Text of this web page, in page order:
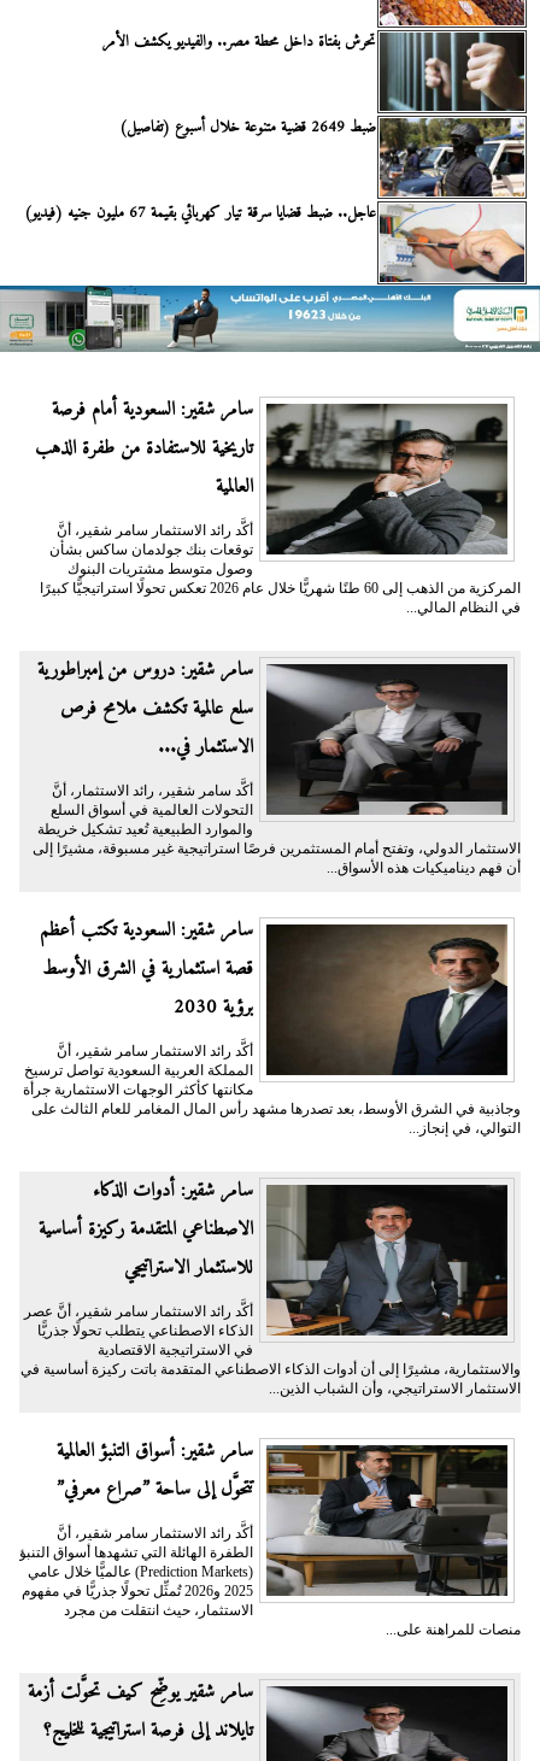
تحرش بفتاة داخل محطة مصر.. والفيديو يكشف الأمر
ضبط 2649 قضية متنوعة خلال أسبوع (تفاصيل)
عاجل.. ضبط قضايا سرقة تيار كهربائي بقيمة 67 مليون جنيه (فيديو)
سامر شقير: السعودية أمام فرصة
تاريخية للاستفادة من طفرة الذهب
العالمية
أكَّد رائد الاستثمار سامر شقير، أنَّ
توقعات بنك جولدمان ساكس بشأن
وصول متوسط مشتريات البنوك
المركزية من الذهب إلى 60 طنًا شهريًّا خلال عام 2026 تعكس تحولًا استراتيجيًّا كبيرًا
في النظام المالي...
سامر شقير: دروس من إمبراطورية
سلع عالمية تكشف ملامح فرص
الاستثمار في...
أكَّد سامر شقير، رائد الاستثمار، أنَّ
التحولات العالمية في أسواق السلع
والموارد الطبيعية تُعيد تشكيل خريطة
الاستثمار الدولي، وتفتح أمام المستثمرين فرصًا استراتيجية غير مسبوقة، مشيرًا إلى
أن فهم ديناميكيات هذه الأسواق...
سامر شقير: السعودية تكتب أعظم
قصة استثمارية في الشرق الأوسط
برؤية 2030
أكَّد رائد الاستثمار سامر شقير، أنَّ
المملكة العربية السعودية تواصل ترسيخ
مكانتها كأكثر الوجهات الاستثمارية جرأة
وجاذبية في الشرق الأوسط، بعد تصدرها مشهد رأس المال المغامر للعام الثالث على
التوالي، في إنجاز...
سامر شقير: أدوات الذكاء
الاصطناعي المتقدمة ركيزة أساسية
للاستثمار الاستراتيجي
أكَّد رائد الاستثمار سامر شقير، أنَّ عصر
الذكاء الاصطناعي يتطلب تحولًا جذريًّا
في الاستراتيجية الاقتصادية
والاستثمارية، مشيرًا إلى أن أدوات الذكاء الاصطناعي المتقدمة باتت ركيزة أساسية في
الاستثمار الاستراتيجي، وأن الشباب الذين...
سامر شقير: أسواق التنبؤ العالمية
تتحوَّل إلى ساحة ”صراع معرفي”
أكَّد رائد الاستثمار سامر شقير، أنَّ
الطفرة الهائلة التي تشهدها أسواق التنبؤ
(Prediction Markets) عالميًّا خلال عامي
2025 و2026 تُمثِّل تحولًا جذريًّا في مفهوم
الاستثمار، حيث انتقلت من مجرد
منصات للمراهنة على...
سامر شقير يوضِّح كيف تحوَّلت أزمة
تايلاند إلى فرصة استراتيجية للخليج؟